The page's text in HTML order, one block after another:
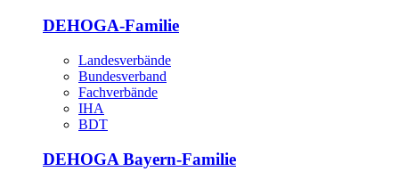
DEHOGA-Familie
Landesverbände
Bundesverband
Fachverbände
IHA
BDT
DEHOGA Bayern-Familie